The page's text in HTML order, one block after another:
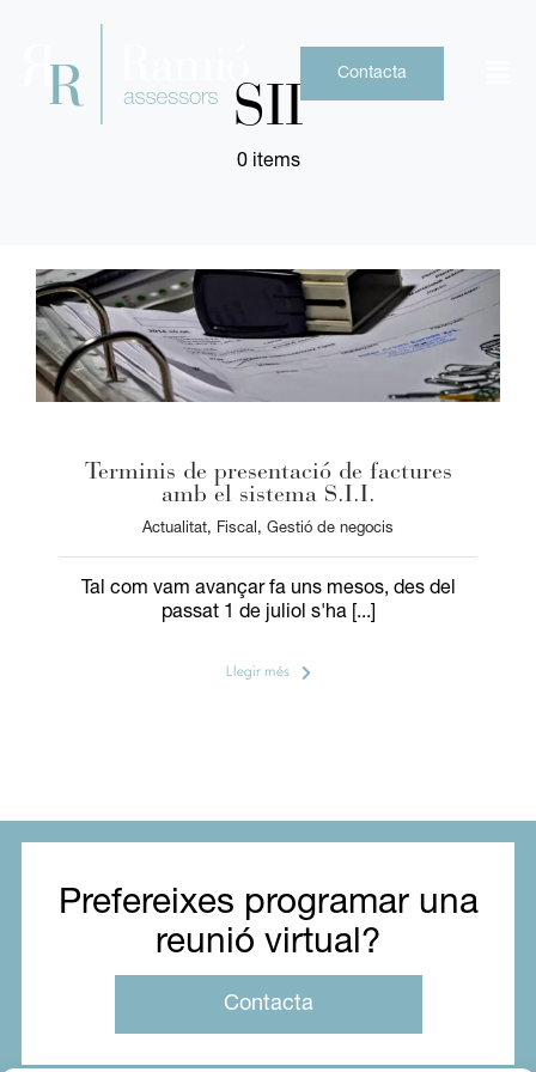
Contacta
SII
0 items
Terminis de presentació de factures
amb el sistema S.I.I.
Actualitat, Fiscal , Gestió de negocis
Tal com vam avançar fa uns mesos, des del
passat 1 de juliol s'ha [...]
Llegir més
Prefereixes programar una
reunió virtual?
Contacta